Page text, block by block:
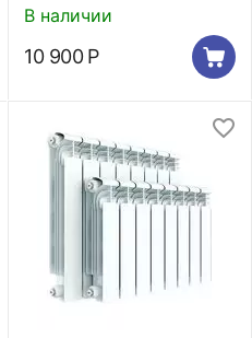
В наличии
10 900 Р